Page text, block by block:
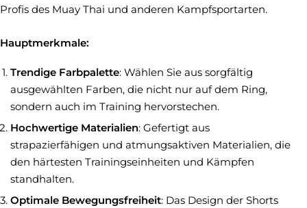
Profis des Muay Thai und anderen Kampfsportarten.
Hauptmerkmale:
Trendige Farbpalette: Wählen Sie aus sorgfältig
ausgewählten Farben, die nicht nur auf dem Ring,
sondern auch im Training hervorstechen.
Hochwertige Materialien: Gefertigt aus
strapazierfähigen und atmungsaktiven Materialien, die
den härtesten Trainingseinheiten und Kämpfen
standhalten.
Optimale Bewegungsfreiheit: Das Design der Shorts